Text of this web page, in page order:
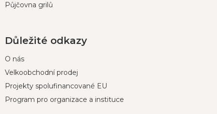
Půjčovna grilů
Důležité odkazy
O nás
Velkoobchodní prodej
Projekty spolufinancované EU
Program pro organizace a instituce